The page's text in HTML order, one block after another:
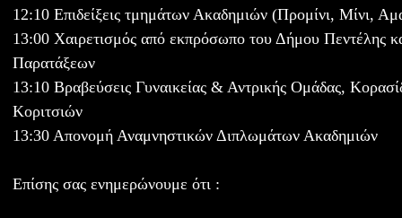
12:10 Επιδείξεις τμημάτων Ακαδημιών (Προμίνι, Μίνι,
13:00 Χαιρετισμός από εκπρόσωπο του Δήμου Πεντέλης
Παρατάξεων
13:10 Βραβεύσεις Γυναικείας & Αντρικής Ομάδας,
Κοριτσιών
13:30 Απονομή Αναμνηστικών Διπλωμάτων Ακαδημιών
Επίσης σας ενημερώνουμε ότι :